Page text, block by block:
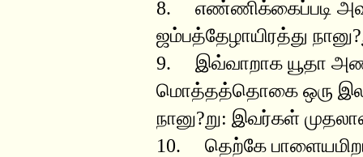
8. எண்ணிக்கைப்படி
ஜம்பத்தேழாயிரத்து
9. இவ்வாறாக யூதா
மொத்தத்தொகை ஒரு
நானு?று: இவர்கள்
10. தெற்கே